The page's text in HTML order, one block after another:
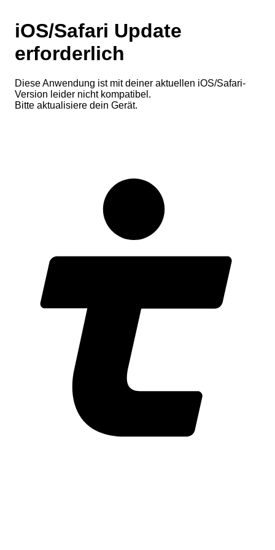
iOS/Safari Update
erforderlich
Diese Anwendung ist mit deiner aktuellen iOS/Safari-
Version leider nicht kompatibel.
Bitte aktualisiere dein Gerät.